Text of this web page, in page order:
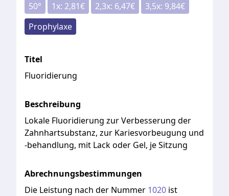
50° 1x: 2,81€ 2,3x: 6,47€ 3,5x: 9,84€
Prophylaxe
Titel
Fluoridierung
Beschreibung
Lokale Fluoridierung zurVerbesserung der
Zahnhartsubstanz, zur Kariesvorbeugung und
-behandlung, mit Lackoder Gel, jeSitzung
Abrechnungsbestimmungen
Die Leistung nach der Nummer 1020 ist